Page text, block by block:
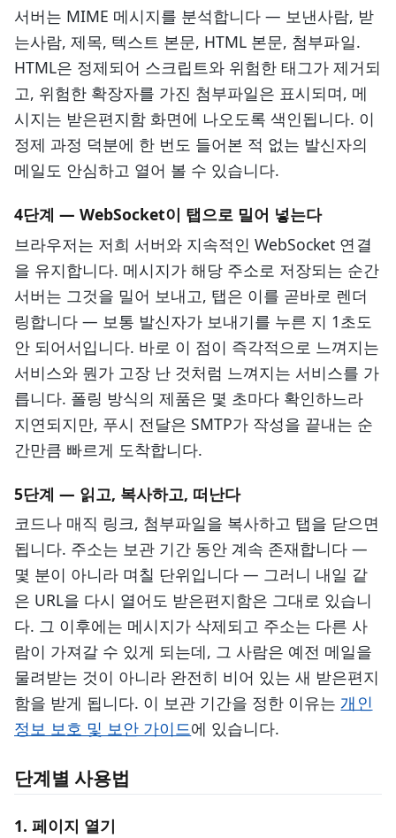
서버는 MIME 메시지를 분석합니다 — 보낸사람, 받
는사람, 제목, 텍스트 본문, HTML 본문, 첨부파일.
HTML은 정제되어 스크립트와 위험한 태그가 제거되
고, 위험한 확장자를 가진 첨부파일은 표시되며, 메
시지는 받은편지함 화면에 나오도록 색인됩니다. 이
정제 과정 덕분에 한 번도 들어본 적 없는 발신자의
메일도 안심하고 열어 볼 수 있습니다.
4단계 — WebSocket이 탭으로 밀어 넣는다
브라우저는 저희 서버와 지속적인 WebSocket 연결
을 유지합니다. 메시지가 해당 주소로 저장되는 순간
서버는 그것을 밀어 보내고, 탭은 이를 곧바로 렌더
링합니다 — 보통 발신자가 보내기를 누른 지 1초도
안 되어서입니다. 바로 이 점이 즉각적으로 느껴지는
서비스와 뭔가 고장 난 것처럼 느껴지는 서비스를 가
릅니다. 폴링 방식의 제품은 몇 초마다 확인하느라
지연되지만, 푸시 전달은 SMTP가 작성을 끝내는 순
간만큼 빠르게 도착합니다.
5단계 — 읽고, 복사하고, 떠난다
코드나 매직 링크, 첨부파일을 복사하고 탭을 닫으면
됩니다. 주소는 보관 기간 동안 계속 존재합니다 —
몇 분이 아니라 며칠 단위입니다 — 그러니 내일 같
은 URL을 다시 열어도 받은편지함은 그대로 있습니
다. 그 이후에는 메시지가 삭제되고 주소는 다른 사
람이 가져갈 수 있게 되는데, 그 사람은 예전 메일을
물려받는 것이 아니라 완전히 비어 있는 새 받은편지
함을 받게 됩니다. 이 보관 기간을 정한 이유는개인
정보 보호 및 보안 가이드에 있습니다.
단계별 사용법
1. 페이지 열기